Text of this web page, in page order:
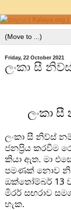
Friday, 22 October 2021
ලංකා සී
ලංකා
ලංකා සී නිව්ස්
ජනප්‍රිය කරවීම
කියා ඇත. මා
පමණක් නොව
ඔක්තෝම්බර් 13
මිරර් සඟරාව
හැක.